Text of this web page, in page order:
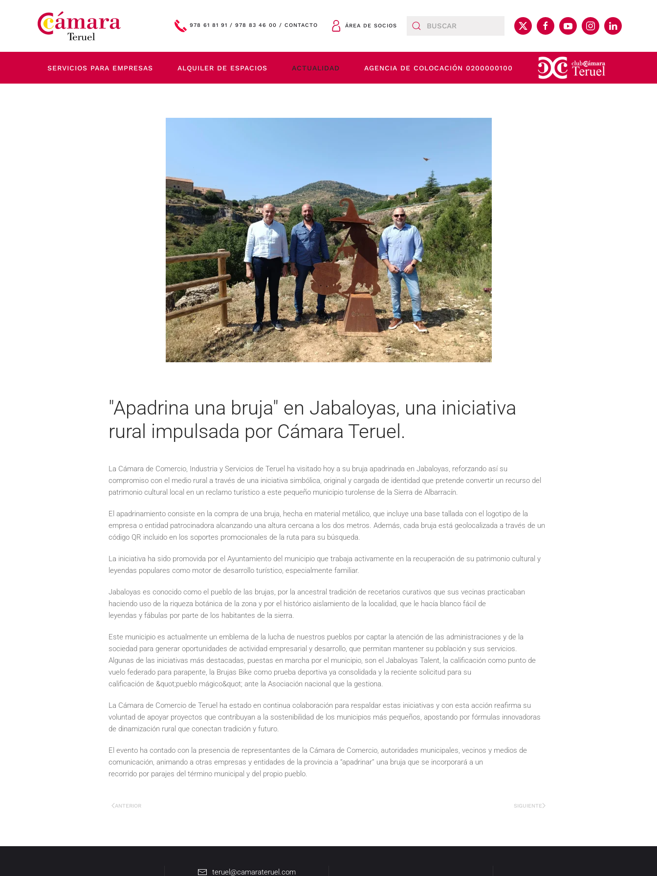
Skip to main content 978 61 81 91 / 978 83 46 00 / CONTACTO ÁREA DE SOCIOS
SERVICIOS PARA EMPRESAS ALQUILER DE ESPACIOS ACTUALIDAD AGENCIA DE COLOCACIÓN 0200000100
"Apadrina una bruja" en Jabaloyas, una iniciativa
rural impulsada por Cámara Teruel.
La Cámara de Comercio, Industria y Servicios de Teruel ha visitado hoy a su bruja apadrinada en Jabaloyas, reforzando así su
compromiso con el medio rural a través de una iniciativa simbólica, original y cargada de identidad que pretende convertir un recurso del
patrimonio cultural local en un reclamo turístico a este pequeño municipio turolense de la Sierra de Albarracín.
El apadrinamiento consiste en la compra de una bruja, hecha en material metálico, que incluye una base tallada con el logotipo de la
empresa o entidad patrocinadora alcanzando una altura cercana a los dos metros. Además, cada bruja está geolocalizada a través de un
código QR incluido en los soportes promocionales de la ruta para su búsqueda.
La iniciativa ha sido promovida por el Ayuntamiento del municipio que trabaja activamente en la recuperación de su patrimonio cultural y
leyendas populares como motor de desarrollo turístico, especialmente familiar.
Jabaloyas es conocido como el pueblo de las brujas, por la ancestral tradición de recetarios curativos que sus vecinas practicaban
haciendo uso de la riqueza botánica de la zona y por el histórico aislamiento de la localidad, que le hacía blanco fácil de
leyendas y fábulas por parte de los habitantes de la sierra.
Este municipio es actualmente un emblema de la lucha de nuestros pueblos por captar la atención de las administraciones y de la
sociedad para generar oportunidades de actividad empresarial y desarrollo, que permitan mantener su población y sus servicios.
Algunas de las iniciativas más destacadas, puestas en marcha por el municipio, son el Jabaloyas Talent, la calificación como punto de
vuelo federado para parapente, la Brujas Bike como prueba deportiva ya consolidada y la reciente solicitud para su
calificación de &quot;pueblo mágico&quot; ante la Asociación nacional que la gestiona.
La Cámara de Comercio de Teruel ha estado en continua colaboración para respaldar estas iniciativas y con esta acción reafirma su
voluntad de apoyar proyectos que contribuyan a la sostenibilidad de los municipios más pequeños, apostando por fórmulas innovadoras
de dinamización rural que conectan tradición y futuro.
El evento ha contado con la presencia de representantes de la Cámara de Comercio, autoridades municipales, vecinos y medios de
comunicación, animando a otras empresas y entidades de la provincia a “apadrinar” una bruja que se incorporará a un
recorrido por parajes del término municipal y del propio pueblo.
ANTERIOR SIGUIENTE
teruel@camarateruel.com